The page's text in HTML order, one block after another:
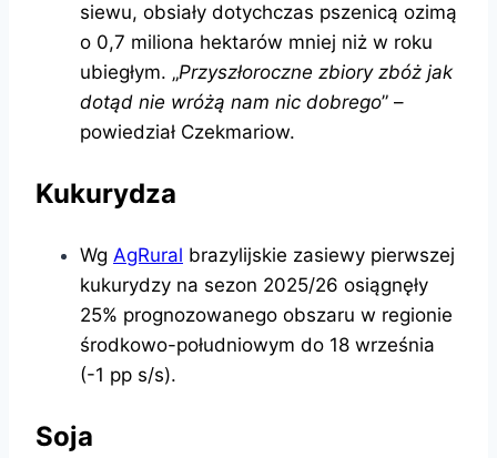
siewu, obsiały dotychczas pszenicą ozimą
o 0,7 miliona hektarów mniej niż w roku
ubiegłym. „Przyszłoroczne zbiory zbóż jak
dotąd nie wróżą nam nic dobrego” –
powiedział Czekmariow.
Kukurydza
Wg AgRural brazylijskie zasiewy pierwszej
kukurydzy na sezon 2025/26 osiągnęły
25% prognozowanego obszaru w regionie
środkowo-południowym do 18 września
(-1 pp s/s).
Soja